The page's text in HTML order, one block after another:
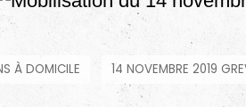
À DOMICILE 14 NOVEMBRE 2019